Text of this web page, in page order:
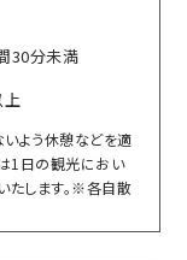
30分未満
よう休憩などを適
1日の観光におい
たします。※各自散